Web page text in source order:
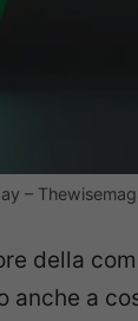
–
della
anche a